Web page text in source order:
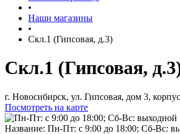
•
Наши магазины
•
Скл.1 (Гипсовая, д.3)
Скл.1 (Гипсовая,
г. Новосибирск, ул. Гипсовая, дом 3,
Посмотреть на карте
Название: Пн-Пт: с 9:00 до 18:00; Сб-Вс: